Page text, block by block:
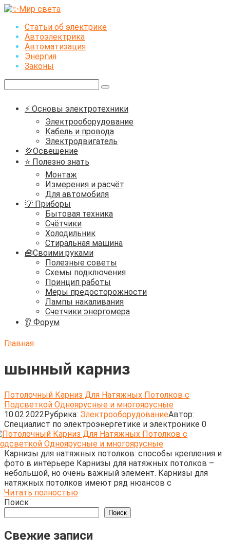
Перейти
контентуСтатьи об электрике
Автоэлектрика
Автоматизация
Энергия
Законы
⚡ Основы электротехники
Электрооборудование
Кабель и провода
Электродвигатель
💢Освещение
⭐ Полезно знать
Монтаж
Измерения и расчёт
Для автомобиля
💡 Приборы
Бытовая техника
Счётчики
Холодильник
Стиральная машина
🧰Своими руками
Полезные советы
Схемы подключения
Принцип работы
Меры предосторожности
Лампы накаливания
Счетчики энергомера
👂 Форум
Главная
шынный карниз
Потолочный Карниз Для Натяжных Потолков с
Подсветкой Одноярусные и многоярусные
10.02.2022Рубрика: ЭлектрооборудованиеАвтор:
Cпециалист по электроэнергетике и электронике 0
Карнизы для натяжных потолков: способы крепления и
фото в интерьере Карнизы для натяжных потолков –
небольшой, но очень важный элемент. Карнизы для
натяжных потолков имеют ряд нюансов с
Читать полностью
Поиск
Поиск
Свежие записи